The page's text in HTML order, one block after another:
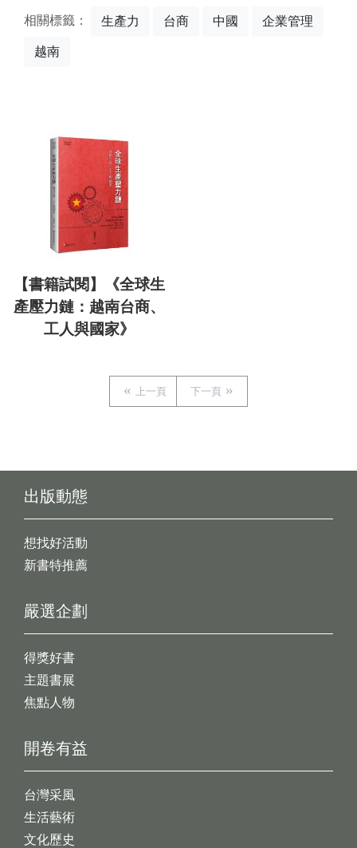
相關標籤： 生產力 台商 中國 企業管理
越南
【書籍試閱】《全球生
產壓力鏈：越南台商、
工人與國家》
上一頁 下一頁
出版動態
想找好活動
新書特推薦
開卷有益
台灣采風
生活藝術
文化歷史
嚴選企劃
得獎好書
主題書展
焦點人物